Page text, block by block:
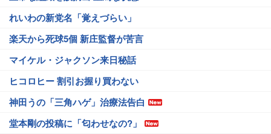
れいわの新党名「覚えづらい」
楽天から死球5個 新庄監督が苦言
マイケル・ジャクソン来日秘話
ヒコロヒー 割引お握り買わない
神田うの「三角ハゲ」治療法告白
堂本剛の投稿に「匂わせなの?」